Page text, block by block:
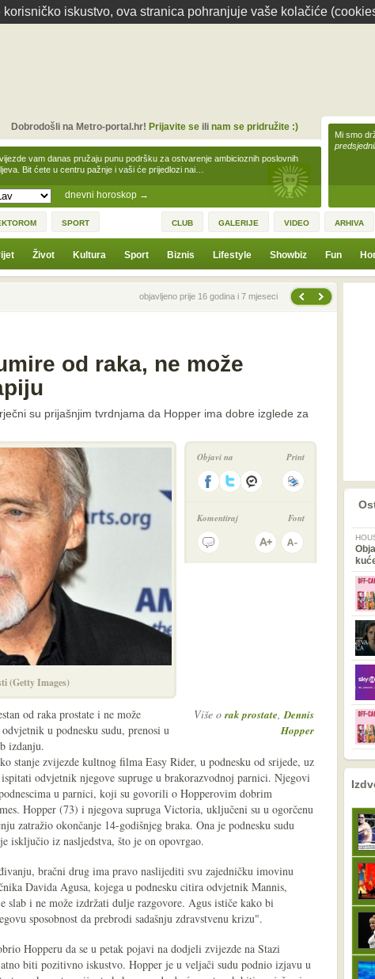
iskustvo, ova stranica pohranjuje vaše kolačiće
dnevni horoskop →
vam danas pružaju punu podršku za ostvarenje ambicioznih poslovnih
Bit ćete u centru pažnje i vaši će prijedlozi nai…
Dobrodošli na Metro-portal.hr! Prijavite seili nam se pridružite :)
Mi smo
SPORT CLUB GALERIJE VIDEO ARHIVA
Život Kultura Sport Biznis Lifestyle Showbiz Fun
Prethodna vijestobjavljeno prije 16 godina i 7 mjeseci
od raka, ne može
su prijašnjim tvrdnjama da Hopper ima dobre izglede za
(Getty Images)
Objavi na Print
Komentiraj Font
Više orak prostate,Dennis
Hopper
od raka prostate i ne može
u podnesku sudu, prenosi u
izdanju.
stanje zvijezde kultnog filma Easy Rider, u podnesku od srijede, uz
odvjetnik njegove supruge u brakorazvodnoj parnici. Njegovi
u parnici, koji su govorili o Hopperovim dobrim
Hopper (73) i njegova supruga Victoria, uključeni su u ogorčenu
zatražio okončanje 14-godišnjeg braka. Ona je podnesku sudu
isključio iz nasljedstva, što je on opovrgao.
bračni drug ima pravo naslijediti svu zajedničku imovinu
Davida Agusa, kojega u podnesku citira odvjetnik Mannis,
slab i ne može izdržati dulje razgovore. Agus ističe kako bi
sposobnost da prebrodi sadašnju zdravstvenu krizu".
Hopperu da se u petak pojavi na dodjeli zvijezde na Stazi
biti pozitivno iskustvo. Hopper je u veljači sudu podnio izjavu u
nema prethodne
sljedeće